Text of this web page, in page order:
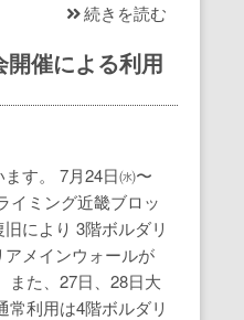
続きを読む
催による利用
す。 7月24日㈬〜
イミング近畿ブロッ
により 3階ボルダリ
メインウォールが
また、27日、28日大
常利用は4階ボルダリ